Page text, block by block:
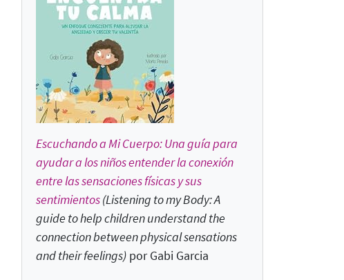
Escuchando a Mi Cuerpo: Una guía para
ayudar a los niños entender la conexión
entre las sensaciones físicas y sus
sentimientos(Listening to my Body: A
guide to help children understand the
connection between physical sensations
and their feelings) por Gabi Garcia